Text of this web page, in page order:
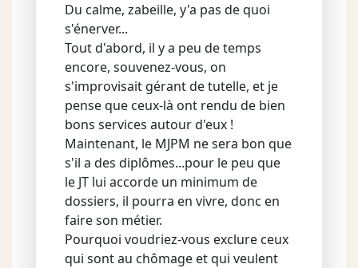
Du calme, zabeille, y'a pas de quoi
s'énerver...
Tout d'abord, il y a peu de temps
encore, souvenez-vous, on
s'improvisait gérant de tutelle, et je
pense que ceux-là ont rendu de bien
bons services autour d'eux !
Maintenant, le MJPM ne sera bon que
s'il a des diplômes...pour le peu que
le JT lui accorde un minimum de
dossiers, il pourra en vivre, donc en
faire son métier.
Pourquoi voudriez-vous exclure ceux
qui sont au chômage et qui veulent